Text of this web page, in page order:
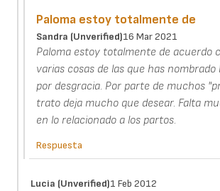
Paloma estoy totalmente de
Sandra (unverified)16 Mar 2021
Paloma estoy totalmente de acuerdo
varias cosas de las que has
por desgracia. Por parte de muchos
trato deja mucho que desear. Falta
en lo relacionado a los partos.
Respuesta
Lucia (unverified)1 Feb 2012